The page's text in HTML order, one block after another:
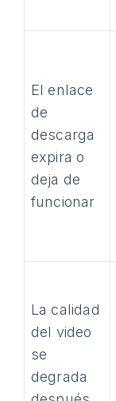
El enlace
de
descarga
expira o
deja de
funcionar
La calidad
del video
se
degrada